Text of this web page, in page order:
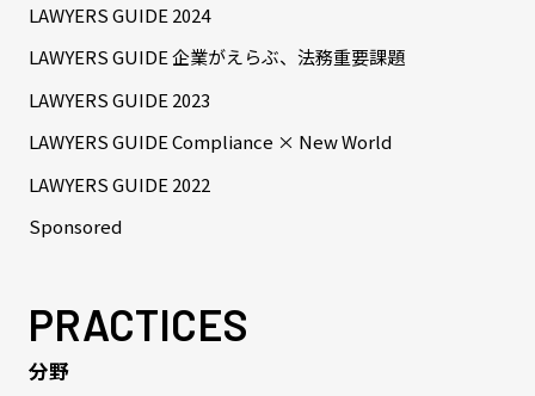
LAWYERS GUIDE 2024
LAWYERS GUIDE 企業がえらぶ、法務重要課題
LAWYERS GUIDE 2023
LAWYERS GUIDE Compliance × New World
LAWYERS GUIDE 2022
Sponsored
PRACTICES
分野